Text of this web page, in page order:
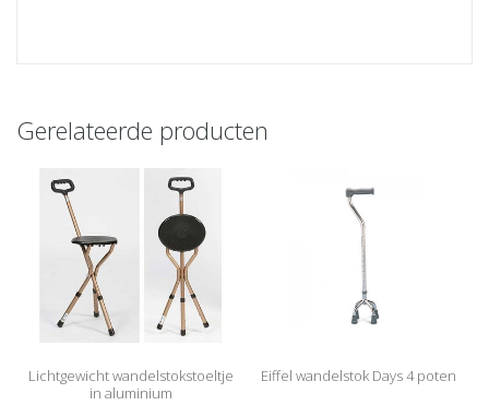
Gerelateerde producten
Lichtgewicht wandelstokstoeltje
in aluminium
Eiffel wandelstok Days 4 poten